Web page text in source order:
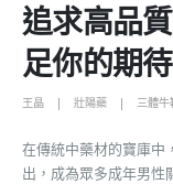
追求高品
足你的期
王晶 壯陽藥 三體牛
在傳統中藥材的寶庫中，
出，成為眾多成年男性